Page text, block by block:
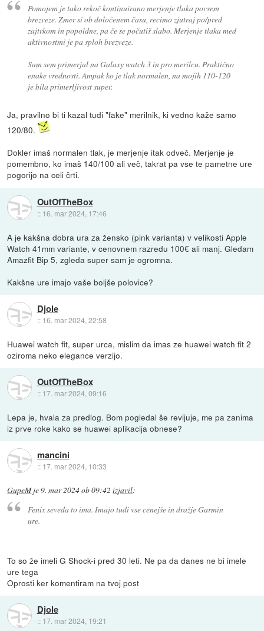
Pomojem je tako rekoč kontinuirano merjenje tlaka povsem
brezveze. Zmer si ob določenem času, recimo zjutraj po/pred
zajtrkom in popoldne, pa če se počutiš slabo. Merjenje tlaka med
aktivnostmi je pa sploh brezveze.
Sam sem primerjal na Galaxy watch 3 in pro merilcu. Praktično
enake vrednosti. Ampak ko je tlak normalen, na mojih 110-120
je bila primerljivost super.
Ja, pravilno bi ti kazal tudi "fake" merilnik, ki vedno kaže samo
120/80.
Dokler imaš normalen tlak, je merjenje itak odveč. Merjenje je
pomembno, ko imaš 140/100 ali več, takrat pa vse te pametne ure
pogorijo na celi črti.
OutOfTheBox
:: 16. mar 2024, 17:46
A je kakšna dobra ura za žensko (pink varianta) v velikosti Apple
Watch 41mm variante, v cenovnem razredu 100€ ali manj. Gledam
Amazfit Bip 5, zgleda super sam je ogromna.
Kakšne ure imajo vaše boljše polovice?
Djole
:: 16. mar 2024, 22:58
Huawei watch fit, super urca, mislim da imas ze huawei watch fit 2
oziroma neko elegance verzijo.
OutOfTheBox
:: 17. mar 2024, 09:16
Lepa je, hvala za predlog. Bom pogledal še revijuje, me pa zanima
iz prve roke kako se huawei aplikacija obnese?
mancini
:: 17. mar 2024, 10:33
GupeMje 9. mar 2024 ob 09:42 izjavil:
Fenix seveda to ima. Imajo tudi vse cenejše in dražje Garmin
ure.
To so že imeli G Shock-i pred 30 leti. Ne pa da danes ne bi imele
ure tega
Oprosti ker komentiram na tvoj post
Djole
:: 17. mar 2024, 19:21